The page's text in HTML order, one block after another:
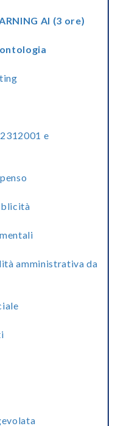
AI (3 ore)
e
amministrativa da